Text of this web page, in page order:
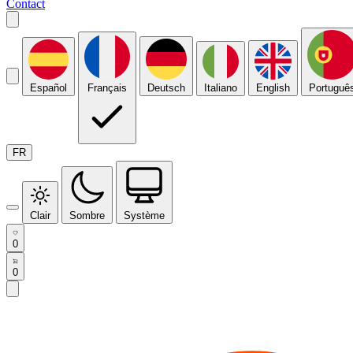
Contact
Español Français Deutsch Italiano English
FR
Clair Sombre Système
0
0